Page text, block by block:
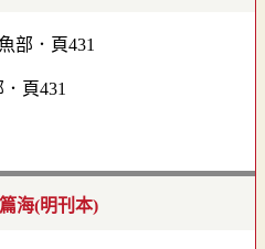
頁431
海(明刊本)